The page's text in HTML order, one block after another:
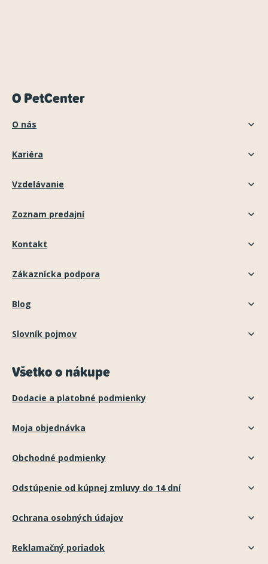
O PetCenter
O nás
Kariéra
Vzdelávanie
Zoznam predajní
Kontakt
Zákaznícka podpora
Blog
Slovník pojmov
Všetko o nákupe
Dodacie a platobné podmienky
Moja objednávka
Obchodné podmienky
Odstúpenie od kúpnej zmluvy do 14 dní
Ochrana osobných údajov
Reklamačný poriadok